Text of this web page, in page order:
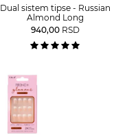
Dual sistem tipse - Russian
Almond Long
940,00 RSD